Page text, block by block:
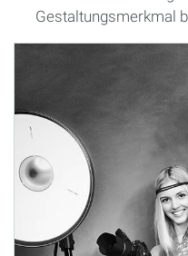
Gestaltungsmerkmal